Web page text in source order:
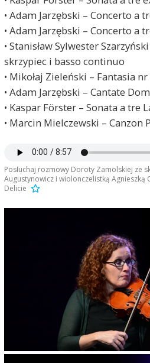
• Adam Jarzębski – Concerto a
• Adam Jarzębski – Concerto a
• Stanisław Sylwester
skrzypiec i basso continuo
• Mikołaj Zieleński – Fantasia nr
• Adam Jarzębski – Cantate
• Kaspar Förster – Sonata a tre
• Marcin Mielczewski – Canzon
Posłuchaj rozmowy Doroty Zamolskiej ze
Augustynowicz i wiolonczelistką Agnieszką
Delicie